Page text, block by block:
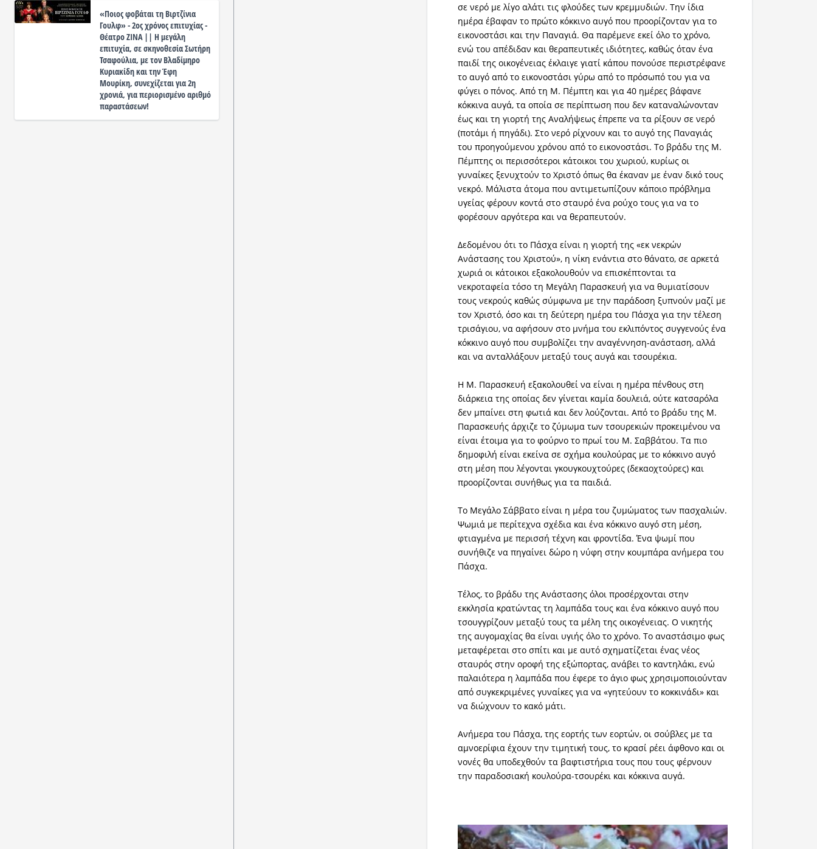
σε νερό με λίγο αλάτι τις φλούδες των κρεμμυδιών. Την ίδια
ημέρα έβαφαν το πρώτο κόκκινο αυγό που προορίζονταν για το
εικονοστάσι και την Παναγιά. Θα παρέμενε εκεί όλο το χρόνο,
ενώ του απέδιδαν και θεραπευτικές ιδιότητες, καθώς όταν ένα
παιδί της οικογένειας έκλαιγε γιατί κάπου πονούσε περιστρέφανε
το αυγό από το εικονοστάσι γύρω από το πρόσωπό του για να
φύγει ο πόνος. Από τη Μ. Πέμπτη και για 40 ημέρες βάφανε
κόκκινα αυγά, τα οποία σε περίπτωση που δεν καταναλώνονταν
έως και τη γιορτή της Αναλήψεως έπρεπε να τα ρίξουν σε νερό
(ποτάμι ή πηγάδι). Στο νερό ρίχνουν και το αυγό της Παναγιάς
του προηγούμενου χρόνου από το εικονοστάσι. Το βράδυ της Μ.
Πέμπτης οι περισσότεροι κάτοικοι του χωριού, κυρίως οι
γυναίκες ξενυχτούν το Χριστό όπως θα έκαναν με έναν δικό τους
νεκρό. Μάλιστα άτομα που αντιμετωπίζουν κάποιο πρόβλημα
υγείας φέρουν κοντά στο σταυρό ένα ρούχο τους για να το
φορέσουν αργότερα και να θεραπευτούν.
Δεδομένου ότι το Πάσχα είναι η γιορτή της «εκ νεκρών
Ανάστασης του Χριστού», η νίκη ενάντια στο θάνατο, σε αρκετά
χωριά οι κάτοικοι εξακολουθούν να επισκέπτονται τα
νεκροταφεία τόσο τη Μεγάλη Παρασκευή για να θυμιατίσουν
τους νεκρούς καθώς σύμφωνα με την παράδοση ξυπνούν μαζί με
τον Χριστό, όσο και τη δεύτερη ημέρα του Πάσχα για την τέλεση
τρισάγιου, να αφήσουν στο μνήμα του εκλιπόντος συγγενούς ένα
κόκκινο αυγό που συμβολίζει την αναγέννηση-ανάσταση, αλλά
και να ανταλλάξουν μεταξύ τους αυγά και τσουρέκια.
Η Μ. Παρασκευή εξακολουθεί να είναι η ημέρα πένθους στη
διάρκεια της οποίας δεν γίνεται καμία δουλειά, ούτε κατσαρόλα
δεν μπαίνει στη φωτιά και δεν λούζονται. Από το βράδυ της Μ.
Παρασκευής άρχιζε το ζύμωμα των τσουρεκιών προκειμένου να
είναι έτοιμα για το φούρνο το πρωί του Μ. Σαββάτου. Τα πιο
δημοφιλή είναι εκείνα σε σχήμα κουλούρας με το κόκκινο αυγό
στη μέση που λέγονται γκουγκουχτούρες (δεκαοχτούρες) και
προορίζονται συνήθως για τα παιδιά.
Το Μεγάλο Σάββατο είναι η μέρα του ζυμώματος των πασχαλιών.
Ψωμιά με περίτεχνα σχέδια και ένα κόκκινο αυγό στη μέση,
φτιαγμένα με περισσή τέχνη και φροντίδα. Ένα ψωμί που
συνήθιζε να πηγαίνει δώρο η νύφη στην κουμπάρα ανήμερα του
Πάσχα.
Τέλος, το βράδυ της Ανάστασης όλοι προσέρχονται στην
εκκλησία κρατώντας τη λαμπάδα τους και ένα κόκκινο αυγό που
τσουγγρίζουν μεταξύ τους τα μέλη της οικογένειας. Ο νικητής
της αυγομαχίας θα είναι υγιής όλο το χρόνο. Το αναστάσιμο φως
μεταφέρεται στο σπίτι και με αυτό σχηματίζεται ένας νέος
σταυρός στην οροφή της εξώπορτας, ανάβει το καντηλάκι, ενώ
παλαιότερα η λαμπάδα που έφερε το άγιο φως χρησιμοποιούνταν
από συγκεκριμένες γυναίκες για να «γητεύουν το κοκκινάδι» και
να διώχνουν το κακό μάτι.
Ανήμερα του Πάσχα, της εορτής των εορτών, οι σούβλες με τα
αμνοερίφια έχουν την τιμητική τους, το κρασί ρέει άφθονο και οι
νονές θα υποδεχθούν τα βαφτιστήρια τους που τους φέρνουν
την παραδοσιακή κουλούρα-τσουρέκι και κόκκινα αυγά.
«Ποιος φοβάται τη Βιρτζίνια
Γουλφ» - 2ος χρόνος επιτυχίας -
Θέατρο ΖΙΝΑ || Η μεγάλη
επιτυχία, σε σκηνοθεσία Σωτήρη
Τσαφούλια, με τον Βλαδίμηρο
Κυριακίδη και την Έφη
Μουρίκη, συνεχίζεται για 2η
χρονιά, για περιορισμένο αριθμό
παραστάσεων!